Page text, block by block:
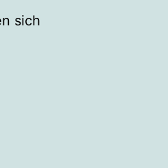
sich